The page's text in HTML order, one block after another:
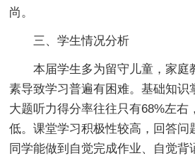
尚。
三、学生情况分析
本届学生多为留守儿童，家庭
素导致学习普遍有困难。基础知识
大题听力得分率往往只有68%左右
低。课堂学习积极性较高，回答问
同学能做到自觉完成作业、自觉背